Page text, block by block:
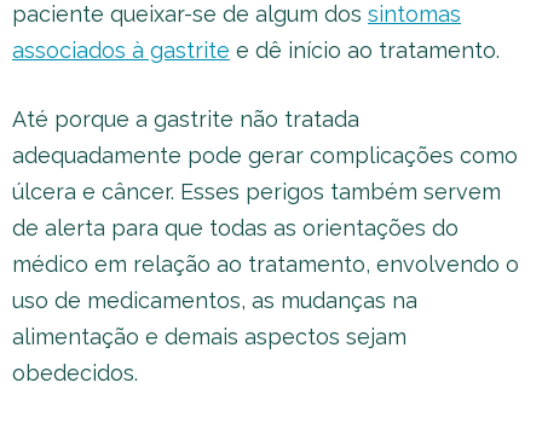
paciente queixar-se de algum dos sintomas
associados à gastrite e dê início ao tratamento.
Até porque a gastrite não tratada
adequadamente pode gerar complicações como
úlcera e câncer. Esses perigos também servem
de alerta para que todas as orientações do
médico em relação ao tratamento, envolvendo o
uso de medicamentos, as mudanças na
alimentação e demais aspectos sejam
obedecidos.